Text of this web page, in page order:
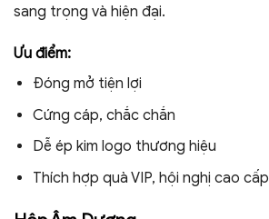
sang trọng và hiện đại.
Ưu điểm:
Đóng mở tiện lợi
Cứng cáp, chắc chắn
Dễ ép kim logo thương hiệu
Thích hợp quà VIP, hội nghị cao cấp